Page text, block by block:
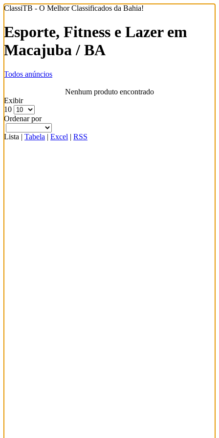
ClassiTB - O Melhor Classificados da Bahia!
Esporte, Fitness e Lazer em
Macajuba / BA
Todos anúncios
Nenhum produto encontrado
Exibir
10
Ordenar por
Lista | Tabela | Excel | RSS